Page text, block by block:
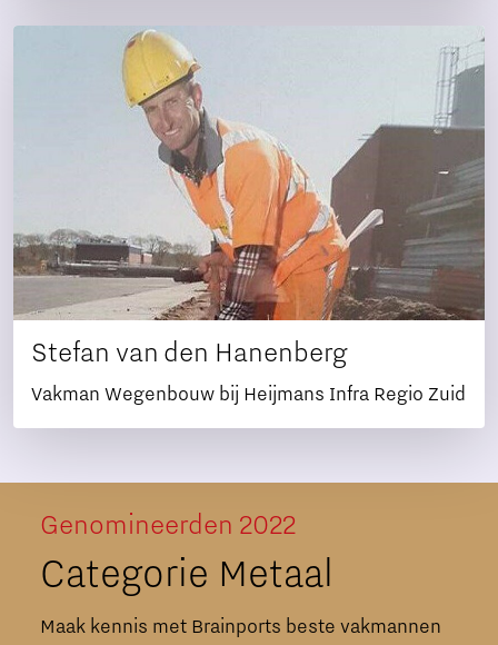
Stefan van den Hanenberg
Vakman Wegenbouw bij Heijmans Infra Regio Zuid
Genomineerden 2022
Categorie Metaal
Maak kennis met Brainports beste vakmannen